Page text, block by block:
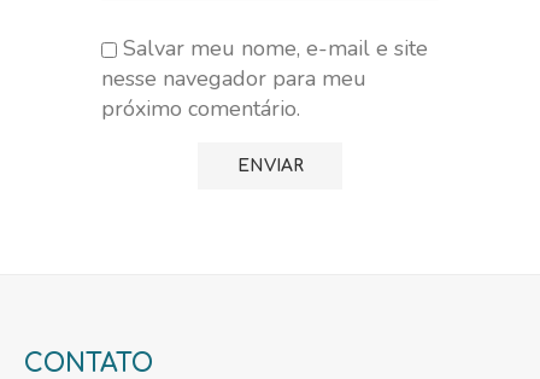
Salvar meu nome, e-mail e site
nesse navegador para meu
próximo comentário.
CONTATO